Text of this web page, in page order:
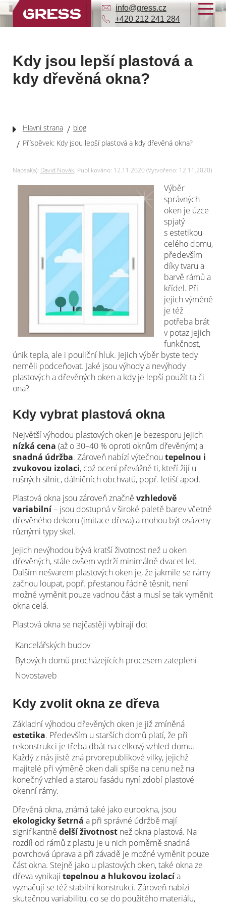
info@gress.cz
+420 212 241 284
Kdy jsou lepší plastová a
kdy dřevěná okna?
Hlavní strana
blog
Příspěvek: Kdy jsou lepší plastová a kdy dřevěná okna?
Napsal(a): David Novák, Publikováno: 12.11.2020 (Vytvořeno: 12.11.2020)
Výběr
správných
oken je úzce
spjatý
s estetikou
celého domu,
především
díky tvaru a
barvě rámů a
křídel. Při
jejich výměně
je též
potřeba brát
v potaz jejich
funkčnost,
únik tepla, ale i pouliční hluk. Jejich výběr byste tedy
neměli podceňovat. Jaké jsou výhody a nevýhody
plastových a dřevěných oken a kdy je lepší použít ta či
ona?
Kdy vybrat plastová okna
Největší výhodou plastových oken je bezesporu jejich
nízká cena (až o 30–40 % oproti oknům dřevěným) a
snadná údržba. Zároveň nabízí výtečnou tepelnou i
zvukovou izolaci, což ocení převážně ti, kteří žijí u
rušných silnic, dálničních obchvatů, popř. letišť apod.
Plastová okna jsou zároveň značně vzhledově
variabilní– jsou dostupná v široké paletě barev včetně
dřevěného dekoru (imitace dřeva) a mohou být osázeny
různými typy skel.
Jejich nevýhodou bývá kratší životnost než u oken
dřevěných, stále ovšem vydrží minimálně dvacet let.
Dalším nešvarem plastových oken je, že jakmile se rámy
začnou loupat, popř. přestanou řádně těsnit, není
možné vyměnit pouze vadnou část a musí se tak vyměnit
okna celá.
Plastová okna se nejčastěji vybírají do:
Kancelářských budov
Bytových domů procházejících procesem zateplení
Novostaveb
Kdy zvolit okna ze dřeva
Základní výhodou dřevěných oken je již zmíněná
estetika. Především u starších domů platí, že při
rekonstrukci je třeba dbát na celkový vzhled domu.
Každý z nás jistě zná prvorepublikové vilky, jejichž
majitelé při výměně oken dali spíše na cenu než na
konečný vzhled a starou fasádu nyní zdobí plastové
okenní rámy.
Dřevěná okna, známá také jako eurookna, jsou
ekologicky šetrná a při správné údržbě mají
signifikantně delší životnost než okna plastová. Na
rozdíl od rámů z plastu je u nich poměrně snadná
povrchová úprava a při závadě je možné vyměnit pouze
část okna. Stejně jako u plastových oken, také okna ze
dřeva vynikajítepelnou a hlukovou izolacía
vyznačují se též stabilní konstrukcí. Zároveň nabízí
skutečnou variabilitu, co se do použitého materiálu,